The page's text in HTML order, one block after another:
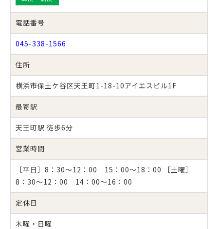
電話番号
045-338-1566
住所
横浜市保土ケ谷区天王町1-18-10アイエスビル1F
最寄駅
天王町駅 徒歩6分
営業時間
［平日］8：30～12：00 15：00～18：00 ［土曜］
8：30～12：00 14：00～16：00
定休日
木曜・日曜